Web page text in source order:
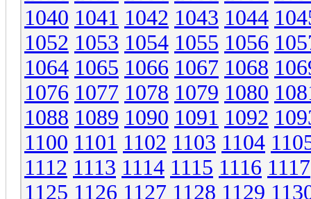
1040 1041 1042 1043 1044
1052 1053 1054 1055 1056
1064 1065 1066 1067 1068
1076 1077 1078 1079 1080
1088 1089 1090 1091 1092
1100 1101 1102 1103 1104
1112 1113 1114 1115 1116 1117
1125 1126 1127 1128 1129